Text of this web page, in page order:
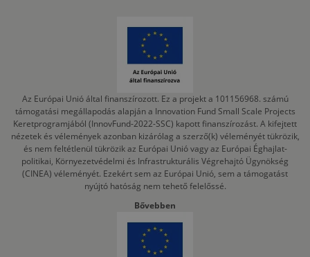
Az Európai Unió által finanszírozott. Ez a projekt a 101156968. számú
támogatási megállapodás alapján a Innovation Fund Small Scale Projects
Keretprogramjából (InnovFund-2022-SSC) kapott finanszírozást. A kifejtett
nézetek és vélemények azonban kizárólag a szerző(k) véleményét tükrözik,
és nem feltétlenül tükrözik az Európai Unió vagy az Európai Éghajlat-
politikai, Környezetvédelmi és Infrastrukturális Végrehajtó Ügynökség
(CINEA) véleményét. Ezekért sem az Európai Unió, sem a támogatást
nyújtó hatóság nem tehető felelőssé.
Bővebben